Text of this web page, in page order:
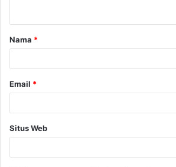
Nama *
Email *
Situs Web